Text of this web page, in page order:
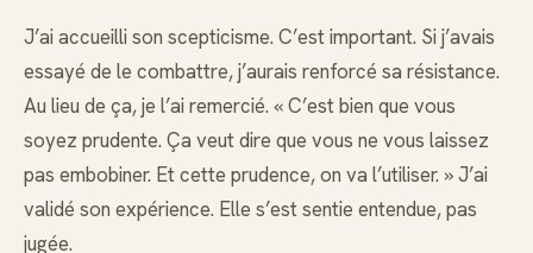
J’ai accueilli son scepticisme. C’est important. Si j’avais
essayé de le combattre, j’aurais renforcé sa résistance.
Au lieu de ça, je l’ai remercié. « C’est bien que vous
soyez prudente. Ça veut dire que vous ne vous laissez
pas embobiner. Et cette prudence, on va l’utiliser. » J’ai
validé son expérience. Elle s’est sentie entendue, pas
jugée.